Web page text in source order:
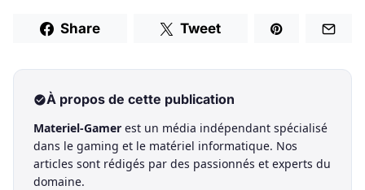
Share Tweet
À propos de cette publication
Materiel-Gamer est un média indépendant spécialisé
dans le gaming et le matériel informatique. Nos
articles sont rédigés par des passionnés et experts du
domaine.